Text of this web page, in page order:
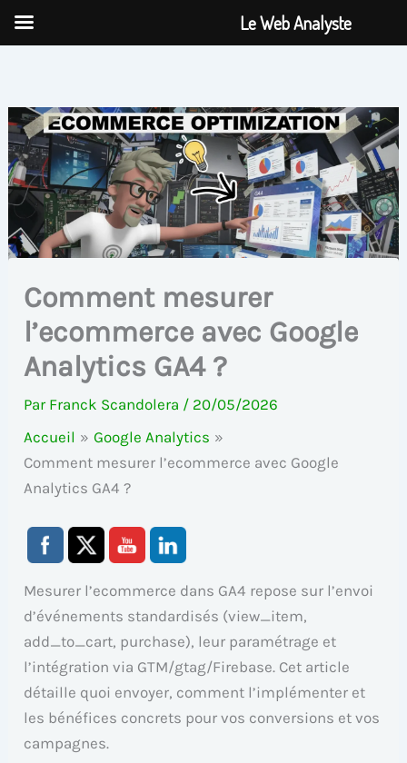
Aller
Comment mesurer
l’ecommerce avec Google
Analytics GA4 ?
Par Franck Scandolera / 20/05/2026
Accueil
Google Analytics
Comment mesurer l’ecommerce avec Google
Analytics GA4 ?
Mesurer l’ecommerce dans GA4 repose sur l’envoi
d’événements standardisés (view_item,
add_to_cart, purchase), leur paramétrage et
l’intégration via GTM/gtag/Firebase. Cet article
détaille quoi envoyer, comment l’implémenter et
les bénéfices concrets pour vos conversions et vos
campagnes.
Le Web Analyste